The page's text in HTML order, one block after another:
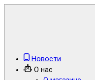
Новости
О нас